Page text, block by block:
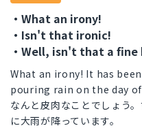
・What an irony!
・Isn't that ironic!
・Well, isn't that a
What an irony! It has
pouring rain on the day
なんと皮肉なことでしょう
に大雨が降っています。